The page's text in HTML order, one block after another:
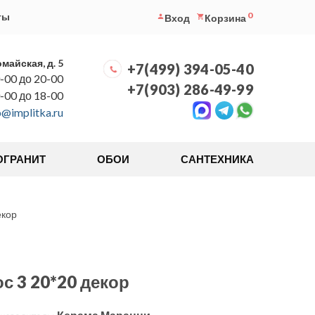
Вход Корзина 0
д. 5
до 20-00
00 до 18-00
+7(499) 394-05-40
+7(903) 286-49-99
ОБОИ САНТЕХНИКА
3 20*20 декор